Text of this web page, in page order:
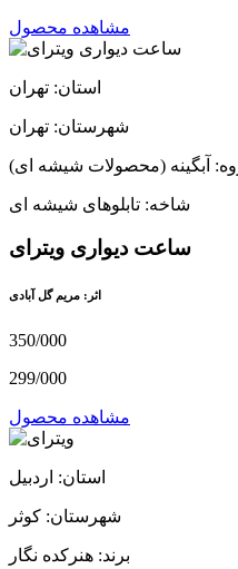
مشاهده محصول
استان: تهران
شهرستان: تهران
آبگینه (محصولات شیشه ای)
شاخه: تابلوهای شیشه ای
ساعت دیواری ویترای
اثر: مریم گل آبادی
350/000
299/000
مشاهده محصول
استان: اردبیل
شهرستان: کوثر
برند: هنرکده نگار